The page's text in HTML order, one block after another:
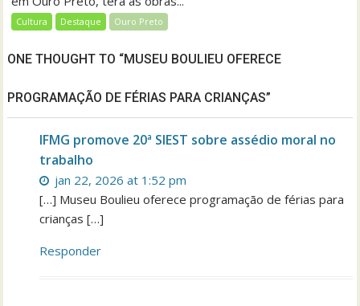
Cultura Destaque Ouro Preto
ONE THOUGHT TO “MUSEU BOULIEU OFERECE
PROGRAMAÇÃO DE FÉRIAS PARA CRIANÇAS”
IFMG promove 20ª SIEST sobre assédio moral no
trabalho
jan 22, 2026 at 1:52 pm
[…] Museu Boulieu oferece programação de férias para
crianças […]
Responder